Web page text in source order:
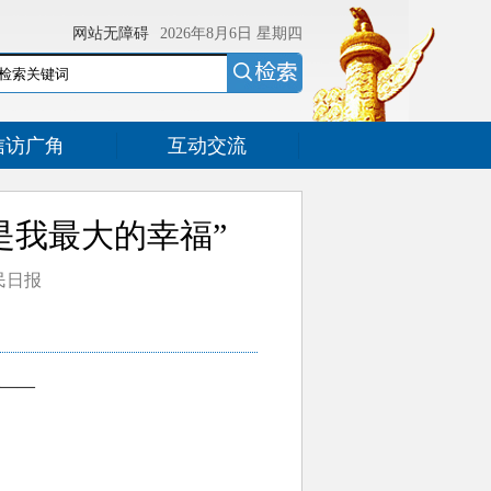
网站无障碍 2026年8月6日 星期四
访广角 互动交流
我最大的幸福”
日报
——